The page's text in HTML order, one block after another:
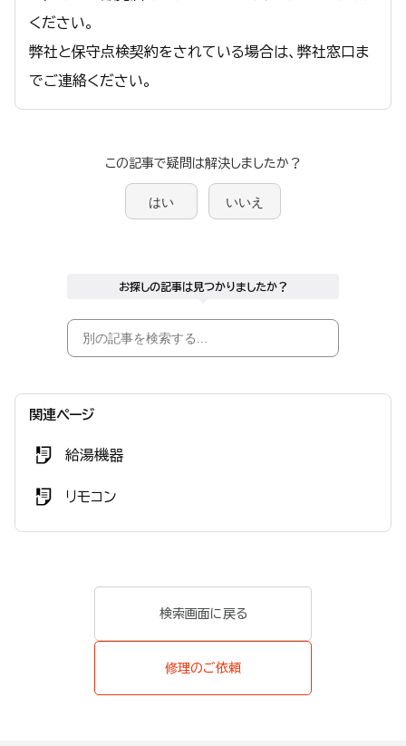
ください。
弊社と保守点検契約をされている場合は、弊社窓口ま
でご連絡ください。
この記事で疑問は解決しましたか？
はい いいえ
お探しの記事は見つかりましたか？
関連ページ
給湯機器
リモコン
検索画面に戻る
修理のご依頼